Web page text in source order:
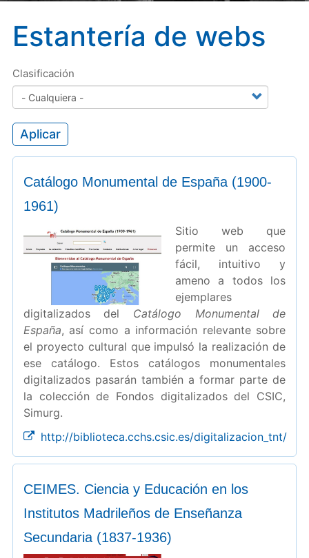
Estantería de webs
Clasificación
Aplicar
Catálogo Monumental de España (1900-
1961)
Sitio web que
permite un acceso
fácil, intuitivo y
ameno a todos los
ejemplares
digitalizados del Catálogo Monumental de
España, así como a información relevante sobre
el proyecto cultural que impulsó la realización de
ese catálogo. Estos catálogos monumentales
digitalizados pasarán también a formar parte de
la colección de Fondos digitalizados del CSIC,
Simurg.
http://biblioteca.cchs.csic.es/digitalizacion_tnt/
CEIMES. Ciencia y Educación en los
Institutos Madrileños de Enseñanza
Secundaria (1837-1936)